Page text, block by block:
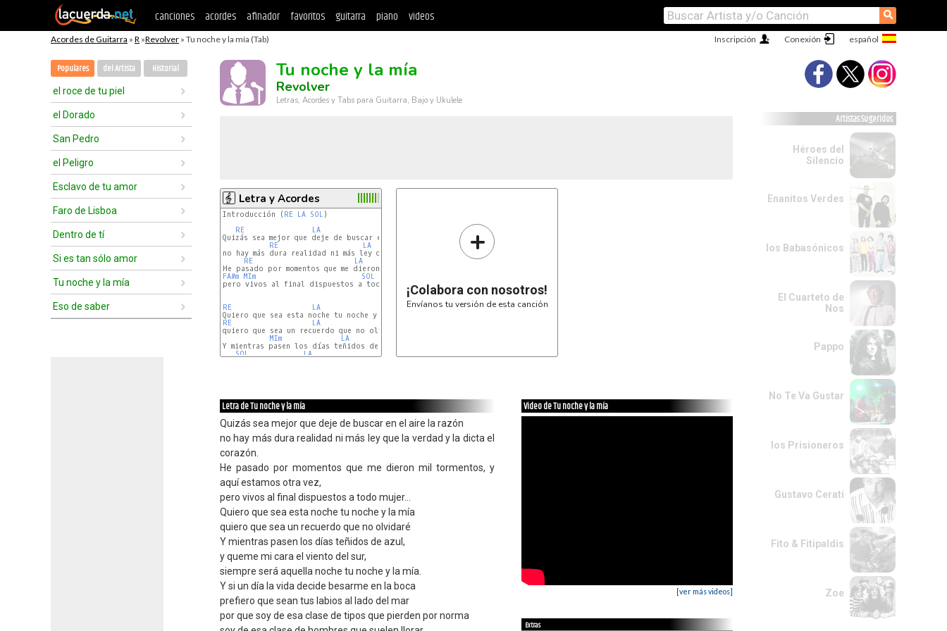
canciones acordes afinador favoritos guitarra piano videos ⚲
Acordes de Guitarra » R »Revolver » Tu noche y la mía (Tab) Conexión
Inscripción
Populares del Artista Historial
el roce de tu piel
el Dorado
San Pedro
el Peligro
Esclavo de tu amor
Faro de Lisboa
Dentro de tí
Si es tan sólo amor
Tu noche y la mía
Eso de saber
Tu noche y la mía
Revolver
Letras, Acordes y Tabs para Guitarra, Bajo y Ukulele
Letra y Acordes
Introducción ( RE LA SOL )
RE
LA
Quizás sea mejor que deje de buscar en el aire la razón
RE
LA
SOL
no hay más dura realidad ni más ley que la verdad y la dicta el corazón.
RE
LA
SOL
FA#m MIm SOL
pero vivos al final dispuestos a todo mujer...
RE LA
RE
LA
quiero que sea un recuerdo que no olvidaré
MIm
LA
Y mientras pasen los días teñidos de azul,
SOL
LA
+
¡Colabora con nosotros!
Envíanos tu versión de esta canción
Letra de Tu noche y la mía
Quizás sea mejor que deje de buscar en el aire la razón
no hay más dura realidad ni más ley que la verdad y la dicta el
corazón.
He pasado por momentos que me dieron mil tormentos, y
aquí estamos otra vez,
pero vivos al final dispuestos a todo mujer...
Quiero que sea esta noche tu noche y la mía
quiero que sea un recuerdo que no olvidaré
Y mientras pasen los días teñidos de azul,
y queme mi cara el viento del sur,
siempre será aquella noche tu noche y la mía.
Y si un día la vida decide besarme en la boca
prefiero que sean tus labios al lado del mar
por que soy de esa clase de tipos que pierden por norma
Video de Tu noche y la mía
[ver más videos]
Extras
Artistas Sugeridos
Héroes del
Silencio
Enanitos Verdes
los Babasónicos
El Cuarteto de
Nos
Pappo
No Te Va Gustar
los Prisioneros
Gustavo Cerati
Fito & Fitipaldis
Zoe